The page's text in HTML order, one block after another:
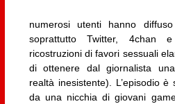
numerosi utenti hanno
soprattutto Twitter, 4chan
ricostruzioni di favori sessuali
di ottenere dal giornalista
realtà inesistente). L’episodio
da una nicchia di giovani